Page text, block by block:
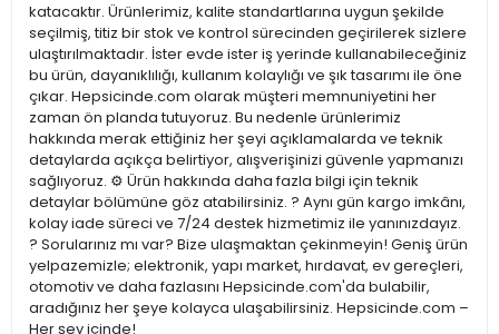
katacaktır. Ürünlerimiz, kalite standartlarına uygun şekilde
seçilmiş, titiz bir stok ve kontrol sürecinden geçirilerek sizlere
ulaştırılmaktadır. İster evde ister iş yerinde kullanabileceğiniz
bu ürün, dayanıklılığı, kullanım kolaylığı ve şık tasarımı ile öne
çıkar. Hepsicinde.com olarak müşteri memnuniyetini her
zaman ön planda tutuyoruz. Bu nedenle ürünlerimiz
hakkında merak ettiğiniz her şeyi açıklamalarda ve teknik
detaylarda açıkça belirtiyor, alışverişinizi güvenle yapmanızı
sağlıyoruz. ⚙️ Ürün hakkında daha fazla bilgi için teknik
detaylar bölümüne göz atabilirsiniz. ? Aynı gün kargo imkânı,
kolay iade süreci ve 7/24 destek hizmetimiz ile yanınızdayız.
? Sorularınız mı var? Bize ulaşmaktan çekinmeyin! Geniş ürün
yelpazemizle; elektronik, yapı market, hırdavat, ev gereçleri,
otomotiv ve daha fazlasını Hepsicinde.com'da bulabilir,
aradığınız her şeye kolayca ulaşabilirsiniz. Hepsicinde.com –
Her şey içinde!